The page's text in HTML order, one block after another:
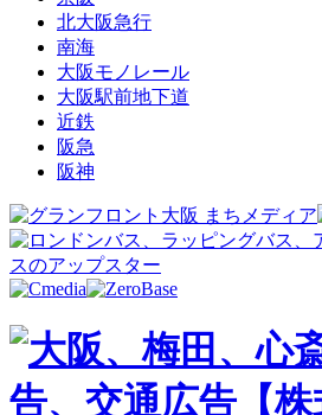
北大阪急行
南海
大阪モノレール
大阪駅前地下道
近鉄
阪急
阪神